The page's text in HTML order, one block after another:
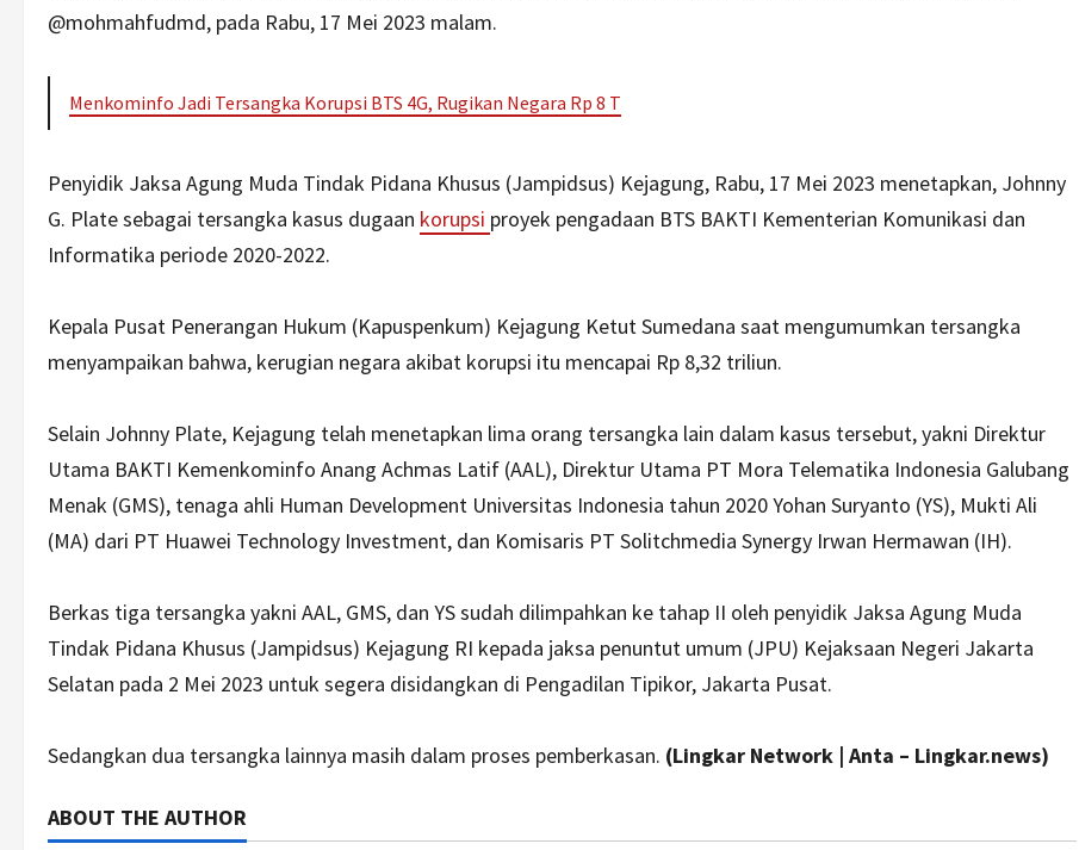
@mohmahfudmd, pada Rabu, 17 Mei 2023 malam.
Menkominfo Jadi Tersangka Korupsi BTS 4G, Rugikan Negara Rp 8 T
Penyidik Jaksa Agung Muda Tindak Pidana Khusus (Jampidsus) Kejagung, Rabu, 17 Mei 2023 menetapkan, Johnny
G. Plate sebagai tersangka kasus dugaan korupsi proyek pengadaan BTS BAKTI Kementerian Komunikasi dan
Informatika periode 2020-2022.
Kepala Pusat Penerangan Hukum (Kapuspenkum) Kejagung Ketut Sumedana saat mengumumkan tersangka
menyampaikan bahwa, kerugian negara akibat korupsi itu mencapai Rp 8,32 triliun.
Selain Johnny Plate, Kejagung telah menetapkan lima orang tersangka lain dalam kasus tersebut, yakni Direktur
Utama BAKTI Kemenkominfo Anang Achmas Latif (AAL), Direktur Utama PT Mora Telematika Indonesia Galubang
Menak (GMS), tenaga ahli Human Development Universitas Indonesia tahun 2020 Yohan Suryanto (YS), Mukti Ali
(MA) dari PT Huawei Technology Investment, dan Komisaris PT Solitchmedia Synergy Irwan Hermawan (IH).
Berkas tiga tersangka yakni AAL, GMS, dan YS sudah dilimpahkan ke tahap II oleh penyidik Jaksa Agung Muda
Tindak Pidana Khusus (Jampidsus) Kejagung RI kepada jaksa penuntut umum (JPU) Kejaksaan Negeri Jakarta
Selatan pada 2 Mei 2023 untuk segera disidangkan di Pengadilan Tipikor, Jakarta Pusat.
Sedangkan dua tersangka lainnya masih dalam proses pemberkasan. (Lingkar Network | Anta – Lingkar.news)
ABOUT THE AUTHOR